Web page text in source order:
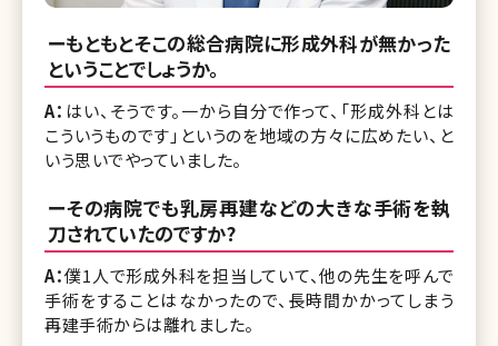
ーもともとそこの総合病院に形成外科が無かった
ということでしょうか。
A： はい、そうです。一から自分で作って、「形成外科とは
こういうものです」というのを地域の方々に広めたい、と
いう思いでやっていました。
ーその病院でも乳房再建などの大きな手術を執
刀されていたのですか?
A：僕1人で形成外科を担当していて、他の先生を呼んで
手術をすることはなかったので、長時間かかってしまう
再建手術からは離れました。